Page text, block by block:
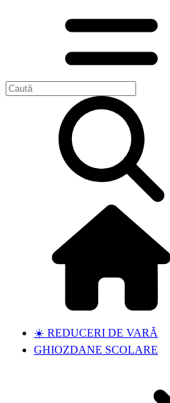
☀️ REDUCERI DE VARĂ
GHIOZDANE SCOLARE